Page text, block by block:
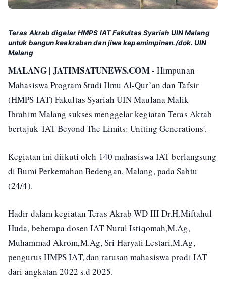
Teras Akrab digelar HMPS IAT Fakultas Syariah UIN Malang
untuk bangun keakraban dan jiwa kepemimpinan./dok. UIN
Malang
MALANG | JATIMSATUNEWS.COM - Himpunan
Mahasiswa Program Studi Ilmu Al-Qur’an dan Tafsir
(HMPS IAT) Fakultas Syariah UIN Maulana Malik
Ibrahim Malang sukses menggelar kegiatan Teras Akrab
bertajuk 'IAT Beyond The Limits: Uniting Generations'.
Kegiatan ini diikuti oleh 140 mahasiswa IAT berlangsung
di Bumi Perkemahan Bedengan, Malang, pada Sabtu
(24/4).
Hadir dalam kegiatan Teras Akrab WD III Dr.H.Miftahul
Huda, beberapa dosen IAT Nurul Istiqomah,M.Ag,
Muhammad Akrom,M.Ag, Sri Haryati Lestari,M.Ag,
pengurus HMPS IAT, dan ratusan mahasiswa prodi IAT
dari angkatan 2022 s.d 2025.